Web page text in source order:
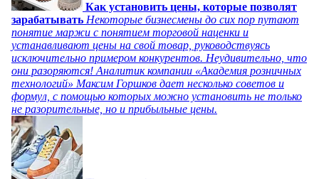
Как установить цены, которые позволят
зарабатывать Некоторые бизнесмены до сих пор путают
понятие маржи с понятием торговой наценки и
устанавливают цены на свой товар, руководствуясь
исключительно примером конкурентов. Неудивительно, что
они разоряются! Аналитик компании «Академия розничных
технологий» Максим Горшков дает несколько советов и
формул, с помощью которых можно установить не только
не разорительные, но и прибыльные цены.